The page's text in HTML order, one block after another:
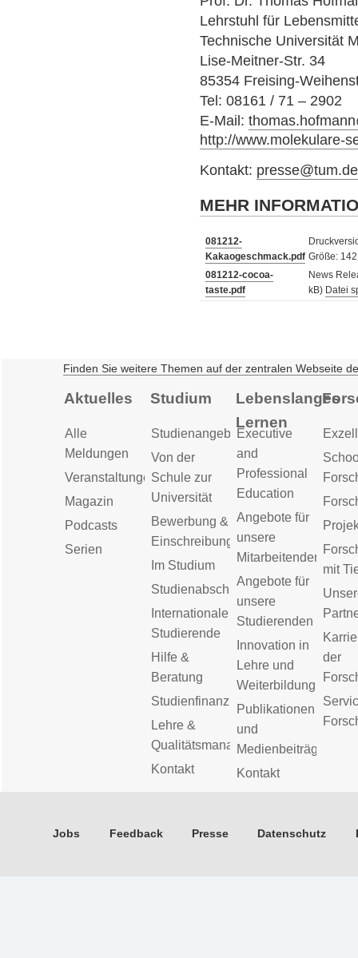
Lehrstuhl für
Technische Universität
Lise-Meitner-Str. 34
85354 Freising-
Tel: 08161 / 71 – 2902
E-Mail:
http://www.molekulare-
Kontakt: presse@tum.de
MEHR
081212-
Kakaogeschmack.pdf Größe:
081212-cocoa-
taste.pdf
News
kB) Datei
Finden Sie weitere Themen auf der zentralen Webseite
Aktuelles
Alle
Meldungen
Veranstaltungen
Magazin
Podcasts
Serien
Studium
Studienangebot
Von der
Schule zur
Universität
Bewerbung &
Einschreibung
Im Studium
Studienabschluss
Internationale
Studierende
Hilfe &
Beratung
Studienfinanzierung
Lehre &
Qualitätsmanagement
Kontakt
Lebenslanges
Lernen
Executive
and
Professional
Education
Angebote für
unsere
Mitarbeitenden
Angebote für
unsere
Studierenden
Innovation in
Lehre und
Weiterbildung
Publikationen
und
Medienbeiträge
Kontakt
mit
der
Jobs Feedback Presse Datenschutz